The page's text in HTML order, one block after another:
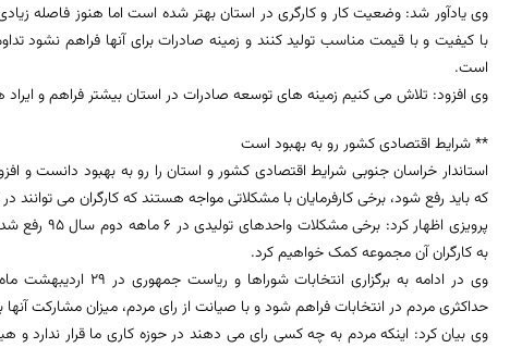
وی یادآور شد: وضعیت کار و کارگری در استان بهتر شده است اما هنوز فاصله
با کیفیت و با قیمت مناسب تولید کنند و زمینه صادرات برای آنها فراهم نشود
است.
وی افزود: تلاش می کنیم زمینه های توسعه صادرات در استان بیشتر فراهم و
** شرایط اقتصادی کشور رو به بهبود است
استاندار خراسان جنوبی شرایط اقتصادی کشور و استان را رو به بهبود دانست و
که باید رفع شود، برخی کارفرمایان با مشکلاتی مواجه هستند که کارگران می توانند
پرویزی
به کارگران آن مجموعه کمک خواهیم کرد.
وی در ادامه به برگزاری
حداکثری مردم در انتخابات فراهم شود و با صیانت از رای مردم، میزان مشارکت آنها
وی بیان کرد: اینکه مردم به چه کسی رای می دهند در حوزه کاری ما قرار ندارد و